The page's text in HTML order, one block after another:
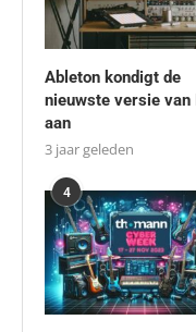
Ableton kondigt de
nieuwste versie van
aan
3 jaar geleden
4